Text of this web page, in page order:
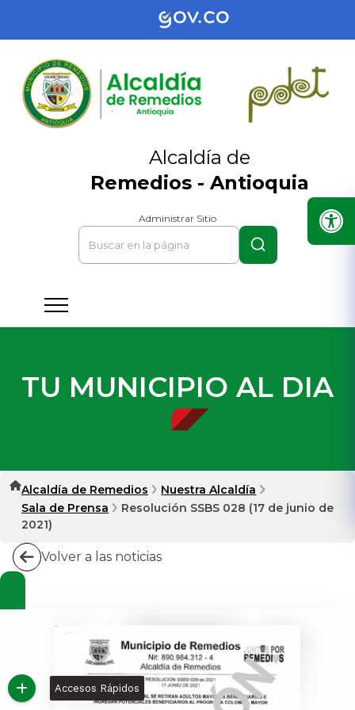
Alcaldía de
Remedios - Antioquia
Administrar Sitio
TU MUNICIPIO AL DIA
Alcaldía de Remedios
Nuestra Alcaldía
Sala de Prensa
Resolución SSBS 028 (17 de junio de
2021)
Volver a las noticias
Accesos Rápidos